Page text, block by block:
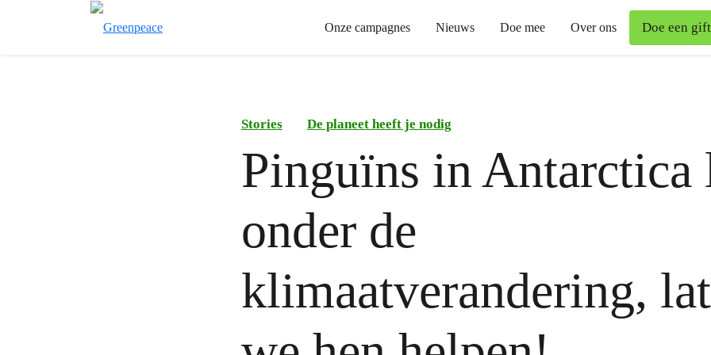
Onze campagnes Nieuws Doe mee Over ons Doe een gift
Stories De planeet heeft je nodig
Pinguïns in Antarctica
onder de
klimaatverandering,